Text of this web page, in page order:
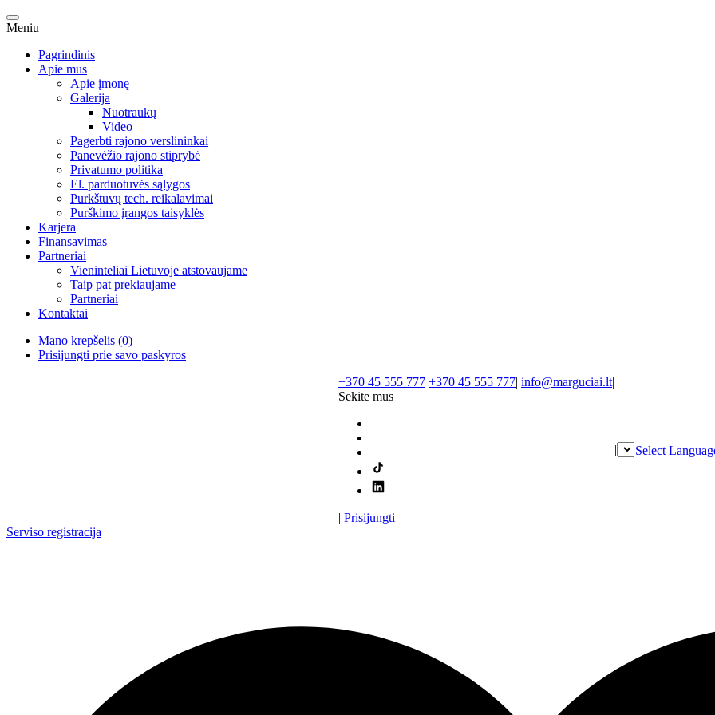
Meniu
Pagrindinis
Apie mus
Apie įmonę
Galerija
Nuotraukų
Video
Pagerbti rajono verslininkai
Panevėžio rajono stiprybė
Privatumo politika
El. parduotuvės sąlygos
Purkštuvų tech. reikalavimai
Purškimo įrangos taisyklės
Karjera
Finansavimas
Partneriai
Vieninteliai Lietuvoje atstovaujame
Taip pat prekiaujame
Partneriai
Kontaktai
Mano krepšelis (0)
Prisijungti prie savo paskyros
+370 45 555 777 +370 45 555 777| info@marguciai.lt|
Sekite mus
| Prisijungti
| Select
Serviso registracija